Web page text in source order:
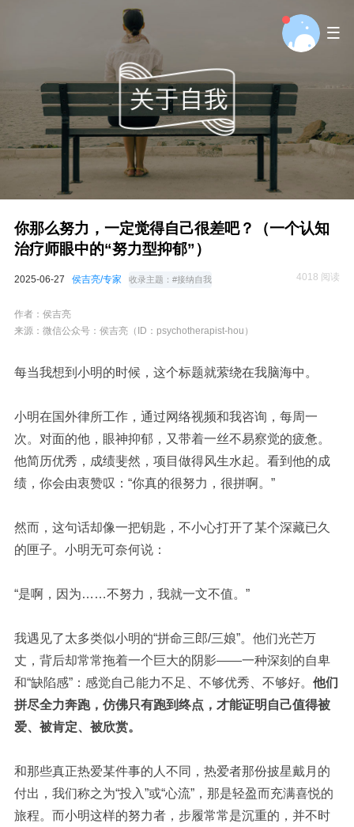
你那么努力，一定觉得自己很差吧？（一个认知
治疗师眼中的“努力型抑郁”）
2025-06-27 侯吉亮/专家 收录主题： #接纳自我 4018 阅读
作者： 侯吉亮
来源：微信公众号： 侯吉亮（ID：psychotherapist-hou）
每当我想到小明的时候，这个标题就萦绕在我脑海中。
小明在国外律所工作，通过网络视频和我咨询，每周一
次。对面的他，眼神抑郁，又带着一丝不易察觉的疲惫。
他简历优秀，成绩斐然，项目做得风生水起。看到他的成
绩，你会由衷赞叹： “你真的很努力，很拼啊。”
然而，这句话却像一把钥匙，不小心打开了某个深藏已久
的匣子。小明无可奈何说：
“是啊，因为……不努力，我就一文不值。”
我遇见了太多类似小明的“拼命三郎/三娘”。他们光芒万
丈，背后却常常拖着一个巨大的阴影——一种深刻的自卑
和“缺陷感”：感觉自己能力不足、不够优秀、不够好。 他们
拼尽全力奔跑，仿佛只有跑到终点，才能证明自己值得被
爱、被肯定、被欣赏。
和那些真正热爱某件事的人不同，热爱者那份披星戴月的
付出，我们称之为“投入”或“心流”，那是轻盈而充满喜悦的
旅程。而小明这样的努力者，步履常常是沉重的，并不时